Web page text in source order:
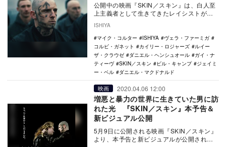
公開中の映画『SKIN／スキン』は、白人至
上主義者として生きてきたレイシストが過
実話を基に…
ISHIYA
マイク・コルター
ISHIYA
ヴェラ・ファーミガ
コルビ・ガネット
カイリー・ロジャーズ
ルイー
ザ・クラウゼ
ダニエル・ヘンシュオール
ガイ・ナ
ティーヴ
SKIN／スキン ビル・キャンプ
ジェイミ
ー・ベル
ダニエル・マクドナルド
映画 2020.04.06 12:00
増悪と暴力の世界に生きていた男に訪
れた光 『SKIN／スキン』本予告＆
新ビジュアル公開
5月9日に公開される映画『SKIN／スキン』
より、本予告と新ビジュアルが公開され